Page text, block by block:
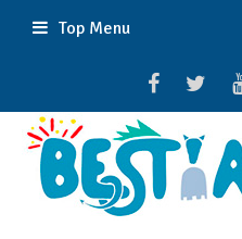
Top Menu